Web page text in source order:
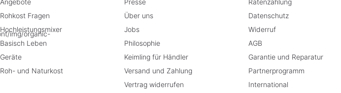
Rohkost Fragen
Hochleistungsmixer
Basisch Leben
Geräte
Roh- und Naturkost
Über uns
Jobs
Philosophie
Keimling für Händler
Versand und Zahlung
Vertrag widerrufen
Datenschutz
Widerruf
AGB
Garantie und Reparatur
Partnerprogramm
International